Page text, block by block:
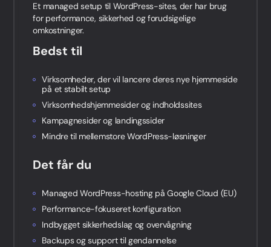
Et managed setup til WordPress-sites, der har brug
for performance, sikkerhed og forudsigelige
omkostninger.
Bedst til
Virksomheder, der vil lancere deres nye hjemmeside
på et stabilt setup
Virksomhedshjemmesider og indholdssites
Kampagnesider og landingssider
Mindre til mellemstore WordPress-løsninger
Det får du
Managed WordPress-hosting på Google Cloud (EU)
Performance-fokuseret konfiguration
Indbygget sikkerhedslag og overvågning
Backups og support til gendannelse